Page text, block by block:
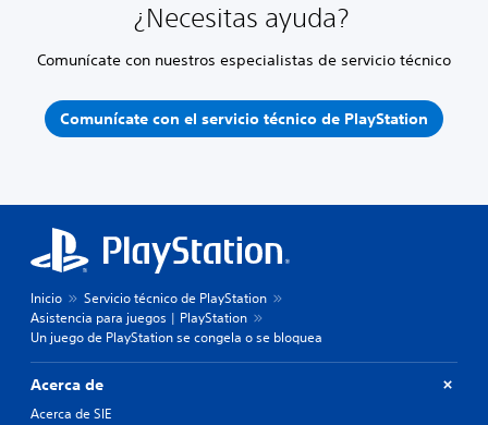
¿Necesitas ayuda?
Comunícate con nuestros especialistas de servicio técnico
Comunícate con el servicio técnico de PlayStation
Inicio
Servicio técnico de PlayStation
Asistencia para juegos | PlayStation
Un juego de PlayStation se congela o se bloquea
Acerca de
Acerca de SIE